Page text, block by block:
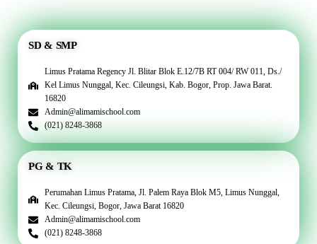
SD & SMP
Limus Pratama Regency Jl. Blitar Blok E.12/7B RT 004/ RW 011, Ds./
Kel Limus Nunggal, Kec. Cileungsi, Kab. Bogor, Prop. Jawa Barat.
16820
Admin@alimamischool.com
(021) 8248-3868
PG & TK
Perumahan Limus Pratama, Jl. Palem Raya Blok M5, Limus Nunggal,
Kec. Cileungsi, Bogor, Jawa Barat 16820
Admin@alimamischool.com
(021) 8248-3868